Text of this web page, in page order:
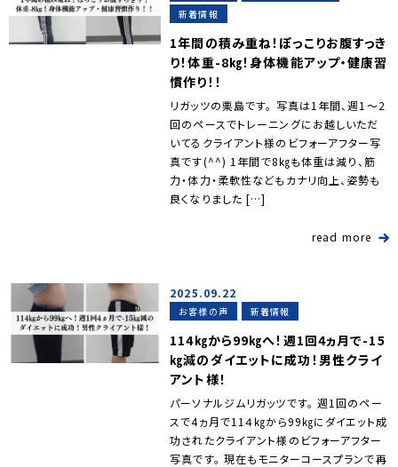
新着情報
1年間の積み重ね！ぽっこりお腹すっき
り！体重-8㎏！身体機能アップ・健康習
慣作り！！
リガッツの栗島です。 写真は1年間、週1～2
回のペースでトレーニングにお越しいただ
いてるクライアント様のビフォーアフター写
真です(^^) 1年間で8㎏も体重は減り、筋
力・体力・柔軟性などもカナリ向上、姿勢も
良くなりました […]
read more
2025.09.22
お客様の声 新着情報
114㎏から99㎏へ！週1回4ヵ月で-15
㎏減のダイエットに成功！男性クライ
アント様！
パーソナルジムリガッツです。 週1回のペー
スで4ヵ月で11４㎏から99㎏にダイエット成
功されたクライアント様のビフォーアフター
写真です。 現在もモニターコースプランで再